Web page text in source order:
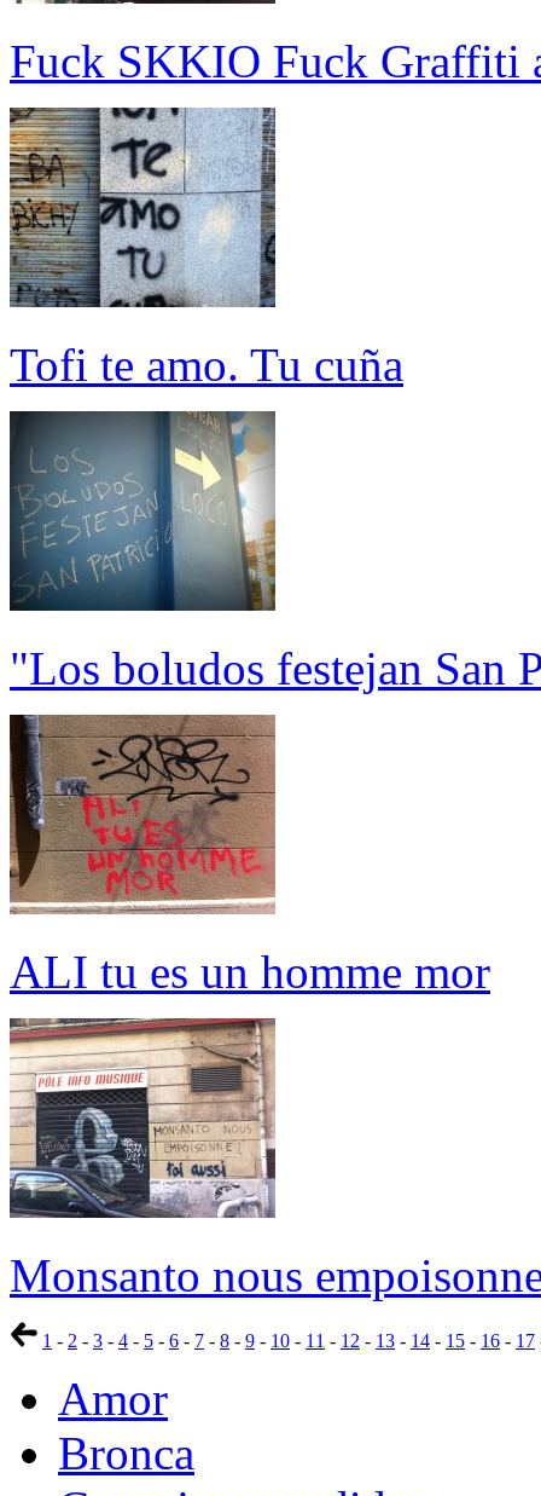
Fuck SKKIO Fuck Graffiti
Tofi te amo. Tu cuña
"Los boludos festejan San
ALI tu es un homme mor
Monsanto nous
1 - 2 - 3 - 4 - 5 - 6 - 7 - 8 - 9 - 10 - 11 - 12 - 13 - 14 - 15 - 16 - 17
Amor
Bronca